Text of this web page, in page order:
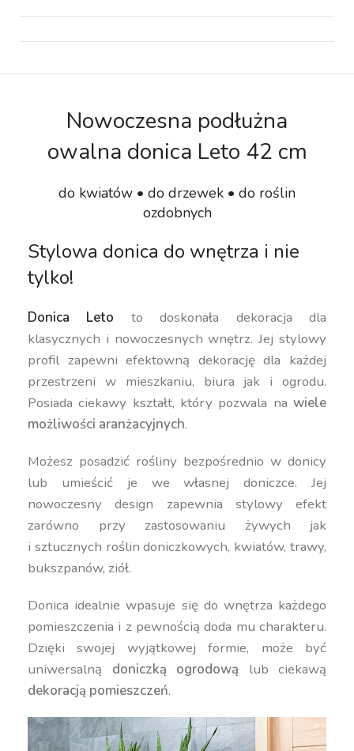
Nowoczesna podłużna
owalna donica Leto 42 cm
do kwiatów • do drzewek • do roślin
ozdobnych
Stylowa donica do wnętrza i nie
tylko!
Donica Leto to doskonała dekoracja dla
klasycznych i nowoczesnych wnętrz. Jej stylowy
profil zapewni efektowną dekorację dla każdej
przestrzeni w mieszkaniu, biura jak i ogrodu.
Posiada ciekawy kształt, który pozwala na wiele
możliwości aranżacyjnych.
Możesz posadzić rośliny bezpośrednio w donicy
lub umieścić je we własnej doniczce. Jej
nowoczesny design zapewnia stylowy efekt
zarówno przy zastosowaniu żywych jak
i sztucznych roślin doniczkowych, kwiatów, trawy,
bukszpanów, ziół.
Donica idealnie wpasuje się do wnętrza każdego
pomieszczenia i z pewnością doda mu charakteru.
Dzięki swojej wyjątkowej formie, może być
uniwersalną doniczką ogrodową lub ciekawą
dekoracją pomieszczeń.